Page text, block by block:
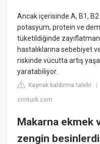
Ancak içerisinde A, B1,
potasyum, protein ve
tüketildiğinde
hastalıklarına sebebiyet
riskinde vücutta artış
yaratabiliyor.
Kaynak kaldırma talebi
cnnturk.com
Makarna ekmek
zengin